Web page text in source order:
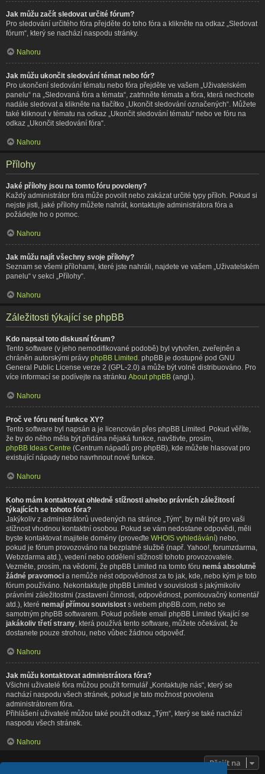
Jak můžu začít sledovat určité fórum?
Pro sledování určitého fóra přejděte do toho fóra a klikněte na odkaz „Sledovat
fórum“, který se nachází naspodu stránky.
Nahoru
Jak můžu ukončit sledování témat nebo fór?
Pro ukončení sledování tématu nebo fóra přejděte ve vašem „Uživatelském
panelu“ na „Sledovaná fóra a témata“, zatrhněte témata a fóra, která nechcete
nadále sledovat a klikněte na tlačítko „Ukončit sledování označených“. Můžete
také kliknout v tématu na odkaz „Ukončit sledování tématu“ nebo ve fóru na
odkaz „Ukončit sledování fóra“.
Nahoru
Přílohy
Jaké přílohy jsou na tomto fóru povoleny?
Každý administrátor fóra může povolit nebo zakázat určité typy příloh. Pokud si
nejste jisti, jaké přílohy můžete nahrát, kontaktujte administrátora fóra a
požádejte ho o pomoc.
Nahoru
Jak můžu najít všechny svoje přílohy?
Seznam se všemi přílohami, které jste nahráli, najdete ve vašem „Uživatelském
panelu“ v sekci „Přílohy“.
Nahoru
Záležitosti týkající se phpBB
Kdo napsal toto diskusní fórum?
Tento software (v jeho nemodifikované podobě) byl vytvořen, zveřejněn a
chráněn autorskými právy phpBB Limited . phpBB je dostupné pod GNU
General Public License verze 2 (GPL-2.0) a může být volně distribuováno. Pro
více informací se podívejte na stránku About phpBB (angl.).
Nahoru
Proč ve fóru není funkce XY?
Tento software byl napsán a je licencován přes phpBB Limited. Pokud věříte,
že by do něho měla být přidána nějaká funkce, navštivte, prosím,
phpBB Ideas Centre (Centrum nápadů pro phpBB), kde můžete hlasovat pro
existující nápady nebo navrhnout nové funkce.
Nahoru
Koho mám kontaktovat ohledně stížnosti a/nebo právních záležitostí
týkajících se tohoto fóra?
Jakýkoliv z administrátorů uvedených na stránce „Tým“, by měl být pro vaši
stížnost vhodnou kontaktní osobou. Pokud se vám nedostane odpovědi, měli
byste kontaktovat majitele domény (proveďte WHOIS vyhledávání) nebo,
pokud je fórum provozováno na bezplatné službě (např. Yahoo!, forumzdarma,
Webzdarma atd.), vedení nebo oddělení stížností tohoto provozovatele.
Vezměte, prosím, na vědomí, že phpBB Limited na tomto fóru nemá absolutně
žádné pravomoci a nemůže nést odpovědnost za to jak, kde, nebo kým je toto
fórum používáno. Nekontaktujte phpBB Limited v souvislosti s jakýmikoliv
právními záležitostmi (zastavení činnosti, odpovědnost, pomlouvačný komentář
atd.), které nemají přímou souvislost s webem phpBB.com, nebo se
samotným phpBB softwarem. Pokud pošlete email phpBB Limited týkající se
jakákoliv třetí strany , která používá tento software, můžete očekávat, že
dostanete pouze strohou, nebo vůbec žádnou odpověď.
Nahoru
Jak můžu kontaktovat administrátora fóra?
Všichni uživatelé fóra můžou použít formulář „Kontaktujte nás“, který se
nachází naspodu všech stránek, pokud je tato možnost povolena
administrátorem fóra.
Přihlášení uživatelé můžou také použít odkaz „Tým“, který se také nachází
naspodu všech stránek.
Nahoru
Přejít na